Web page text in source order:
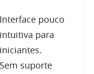
Interface pouco
intuitiva para
iniciantes.
Sem suporte